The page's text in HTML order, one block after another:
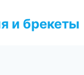
и брекеты